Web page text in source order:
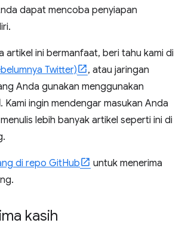
dapat mencoba penyiapan
artikel ini bermanfaat, beri tahu kami di
Twitter)
, atau jaringan
Anda gunakan menggunakan
. Kami ingin mendengar masukan Anda
lebih banyak artikel seperti ini di
di repo GitHub
untuk menerima
kasih